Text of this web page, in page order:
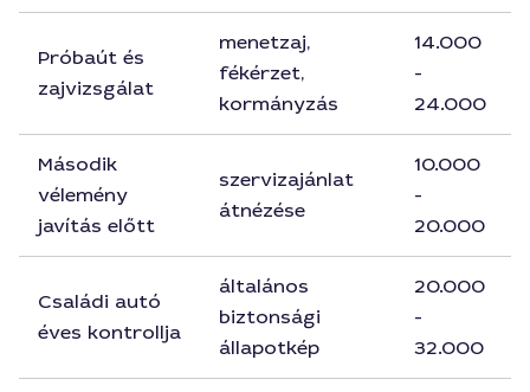
Próbaút és
zajvizsgálat
menetzaj,
fékérzet,
kormányzás
14.000
-
24.000
Második
vélemény
javítás előtt
szervizajánlat
átnézése
10.000
-
20.000
Családi autó
éves kontrollja
általános
biztonsági
állapotkép
20.000
-
32.000